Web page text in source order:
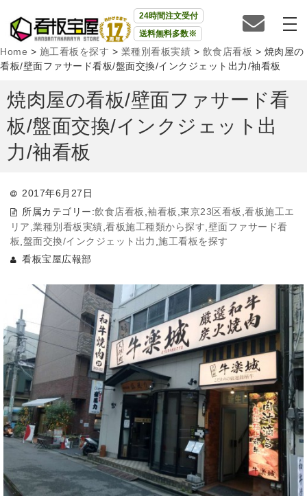
24時間注文受付
送料無料多数※
Home > 施工看板を探す > 業種別看板実績 > 飲食店看板 > 焼肉屋の
看板/壁面ファサード看板/盤面交換/インクジェット出力/袖看板
焼肉屋の看板/壁面ファサード看
板/盤面交換/インクジェット出
力/袖看板
2017年6月27日
所属カテゴリー:飲食店看板 ,袖看板 ,東京23区看板 ,看板施工エ
リア ,業種別看板実績 ,看板施工種類から探す 壁面ファサード看
板 盤面交換/インクジェット出力 ,施工看板を探す
看板宝屋広報部